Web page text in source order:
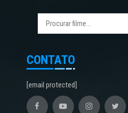
CONTATO
[email protected]